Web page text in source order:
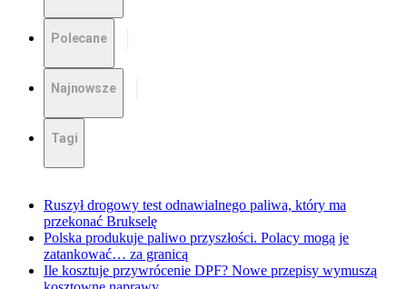
Polecane
Najnowsze
Tagi
Ruszył drogowy test odnawialnego paliwa, który ma
przekonać Brukselę
Polska produkuje paliwo przyszłości. Polacy mogą je
zatankować… za granicą
Ile kosztuje przywrócenie DPF? Nowe przepisy wymuszą